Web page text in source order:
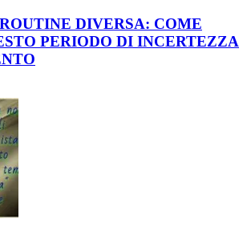
DIVERSA: COME
PERIODO DI INCERTEZZA